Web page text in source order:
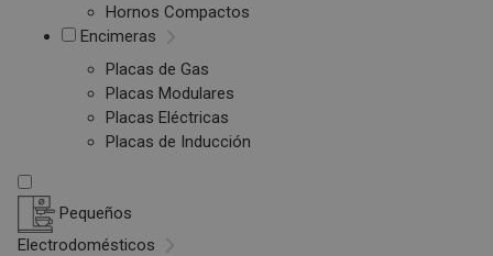
Hornos Compactos
Encimeras
Placas de Gas
Placas Modulares
Placas Eléctricas
Placas de Inducción
Pequeños
Electrodomésticos